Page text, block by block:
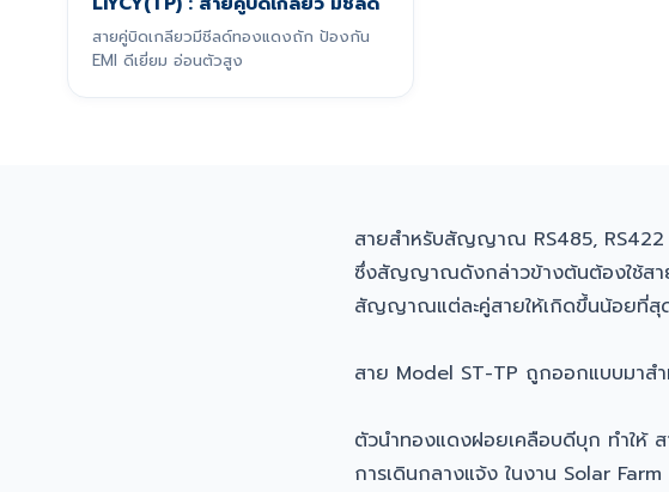
สายคู่บิดเกลียวมีชีลด์ทองแดงถัก ป้องกัน
EMI ดีเยี่ยม อ่อนตัวสูง
สายสำหรับสัญญาณ RS485,
ซึ่งสัญญาณดังกล่าวข้างต้นต้องใช้ส
สัญญาณแต่ละคู่สายให้เกิดขึ้นน้อยที่สุ
สาย Model ST-TP ถูกออกแบบมา
ตัวนำทองแดงฝอยเคลือบดีบุก ทำให้
การเดินกลางแจ้ง ในงาน Solar